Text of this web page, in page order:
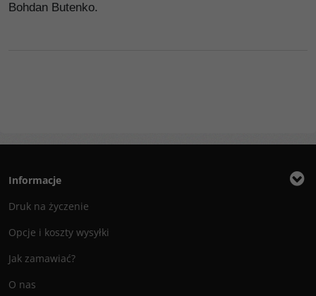
Bohdan Butenko.
Informacje
Druk na życzenie
Opcje i koszty wysyłki
Jak zamawiać?
O nas